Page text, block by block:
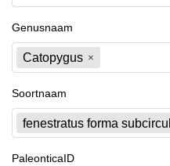
Genusnaam
Catopygus
Soortnaam
fenestratus forma
PaleonticaID